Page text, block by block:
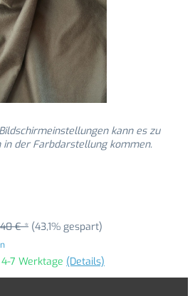
kann es zu
der Farbdarstellung kommen.
€ * (43,1% gespart)
7 Werktage (Details)